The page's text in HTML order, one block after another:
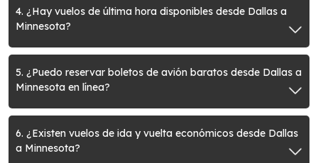
4. ¿Hay vuelos de última hora disponibles desde Dallas a
Minnesota?
5. ¿Puedo reservar boletos de avión baratos desde Dallas a
Minnesota en línea?
6. ¿Existen vuelos de ida y vuelta económicos desde Dallas
a Minnesota?